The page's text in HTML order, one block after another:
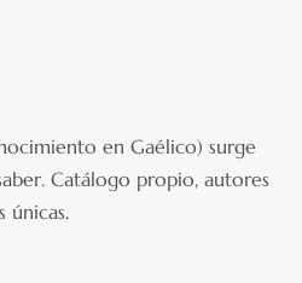
en Gaélico) surge
Catálogo propio, autores
únicas.